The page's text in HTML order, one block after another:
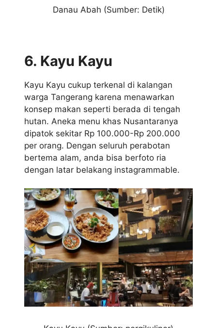
Danau Abah (Sumber: Detik)
6. Kayu Kayu
Kayu Kayu cukup terkenal di kalangan
warga Tangerang karena menawarkan
konsep makan seperti berada di tengah
hutan. Aneka menu khas Nusantaranya
dipatok sekitar Rp 100.000-Rp 200.000
per orang. Dengan seluruh perabotan
bertema alam, anda bisa berfoto ria
dengan latar belakang instagrammable.